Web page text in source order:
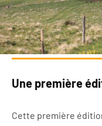
Une première
Cette première